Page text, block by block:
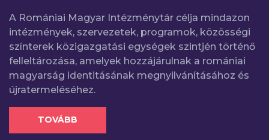
A Romániai Magyar Intézménytár célja mindazon
intézmények, szervezetek, programok, közösségi
színterek közigazgatási egységek szintjén történő
felleltározása, amelyek hozzájárulnak a romániai
magyarság identitásának megnyilvánításához és
újratermeléséhez.
TOVÁBB